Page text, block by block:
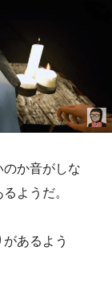
か音がしな
ようだ。
あるよう